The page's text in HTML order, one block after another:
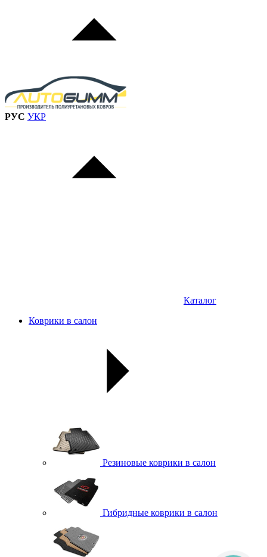
РУС УКР
Каталог
Коврики в салон
Резиновые коврики в салон
Гибридные коврики в салон